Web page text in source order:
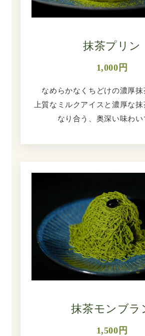
抹茶プリン
1,000円
なめらかなくちどけの濃厚抹
上質なミルクアイスと濃厚な
なり合う、奥深い味わい
抹茶モンブラ
1,500円